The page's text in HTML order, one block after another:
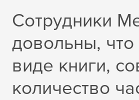
Сотрудники
довольны,
виде книги,
количество